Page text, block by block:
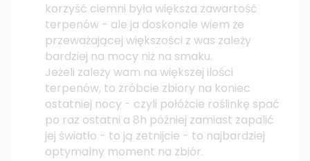
korzyść ciemni była większa zawartość
terpenów - ale ja doskonale wiem że
przeważającej większości z was zależy
bardziej na mocy niż na smaku.
Jeżeli zależy wam na większej ilości
terpenów, to zróbcie zbiory na koniec
ostatniej nocy - czyli połóżcie roślinkę spać
po raz ostatni a 8h później zamiast zapalić
jej światło - to ją zetnijcie - to najbardziej
optymalny moment na zbiór.